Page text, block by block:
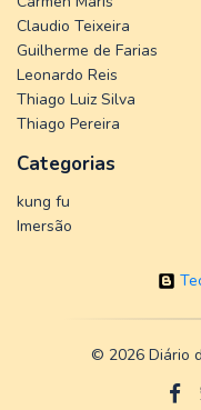
Claudio Teixeira
Guilherme de Farias
Leonardo Reis
Thiago Luiz Silva
Thiago Pereira
Categorias
kung fu
Imersão
© 2026 Diário